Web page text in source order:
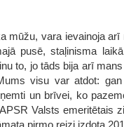
mūžu, vara ievainoja
pusē, staļinisma
to, jo tāds bija arī
visu var atdot:
un brīvei, ko
Valsts emeritētais
pirmo reizi izdota